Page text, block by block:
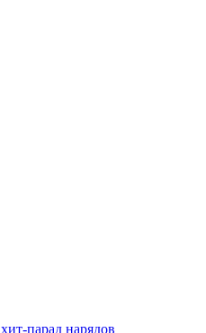
парад нарядов